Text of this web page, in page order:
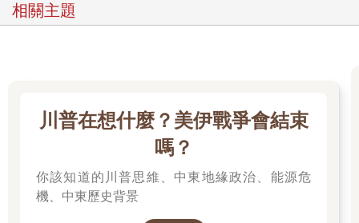
相關主題
川普在想什麼？美伊戰爭會結束
嗎？
你該知道的川普思維、中東地緣政治、能源危
機、中東歷史背景